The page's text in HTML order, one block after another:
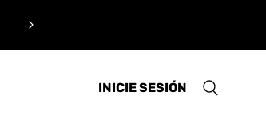
INICIE SESIÓN